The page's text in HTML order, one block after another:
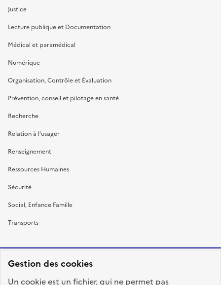
Gestion des cookies
Un cookie est un fichier, qui ne permet pas
Justice
Lecture publique et Documentation
Médical et paramédical
Numérique
Organisation, Contrôle et Évaluation
Prévention, conseil et pilotage en santé
Recherche
Relation à l’usager
Renseignement
Ressources Humaines
Sécurité
Social, Enfance Famille
Transports